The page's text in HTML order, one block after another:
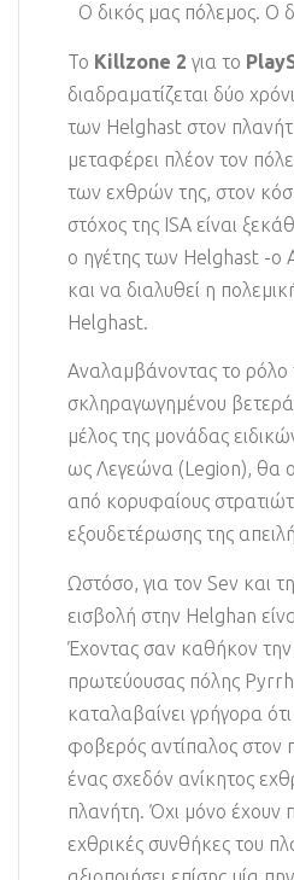
Ο δικός μας πόλεμος. Ο
Το Killzone 2 για το
διαδραματίζεται δύο
των Helghast στον
μεταφέρει πλέον τον
των εχθρών της, στον
στόχος της ISA είναι
ο ηγέτης των Helghast -ο
και να διαλυθεί η
Helghast.
Αναλαμβάνοντας το ρόλο
σκληραγωγημένου
μέλος της μονάδας
ως Λεγεώνα (Legion), θα
από κορυφαίους
εξουδετέρωσης της
Ωστόσο, για τον Sev και
εισβολή στην Helghan
Έχοντας σαν καθήκον
πρωτεύουσας πόλης
καταλαβαίνει γρήγορα
φοβερός αντίπαλος στον
ένας σχεδόν ανίκητος
πλανήτη. Όχι μόνο έχουν
εχθρικές συνθήκες του